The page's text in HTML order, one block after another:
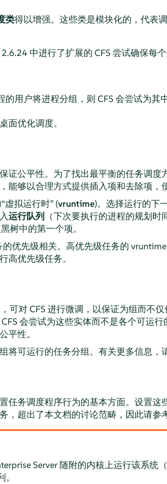
类得以增强。这些类是模块化的，代表调
中进行了扩展的 CFS 尝试确保每
用户将进程分组，则 CFS 会尝试为其
面优化调度。
证公平性。为了找出最平衡的任务调度
能够以合理方式提供插入项和去除项，
“虚拟运行时”(vruntime)。选择运行的下
运行队列（下次要执行的进程的规划时
树中的第一个项。
优先级相关。高优先级任务的
高优先级任务。
可对 CFS 进行微调，以保证为组而不
会尝试为这些实体而不是各个可运
平性。
将可运行的任务分组。有关更多信息，
任务调度程序行为的基本方面。设置这
，超出了本文档的讨论范畴，因此请参
Server 随附的内核上运行该系统